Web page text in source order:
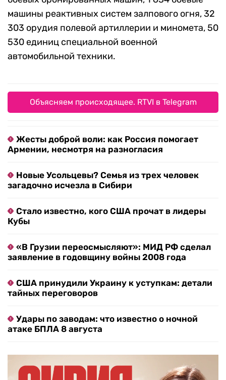
машины реактивных систем залпового огня, 32
303 орудия полевой артиллерии и миномета, 50
530 единиц специальной военной
автомобильной техники.
Объясняем происходящее. RTVI в Telegram
Жесты доброй воли: как Россия помогает
Армении, несмотря на разногласия
Новые Усольцевы? Семья из трех человек
загадочно исчезла в Сибири
Стало известно, кого США прочат в лидеры
Кубы
«В Грузии переосмысляют»: МИД РФ сделал
заявление в годовщину войны 2008 года
США принудили Украину к уступкам: детали
тайных переговоров
Удары по заводам: что известно о ночной
атаке БПЛА 8 августа